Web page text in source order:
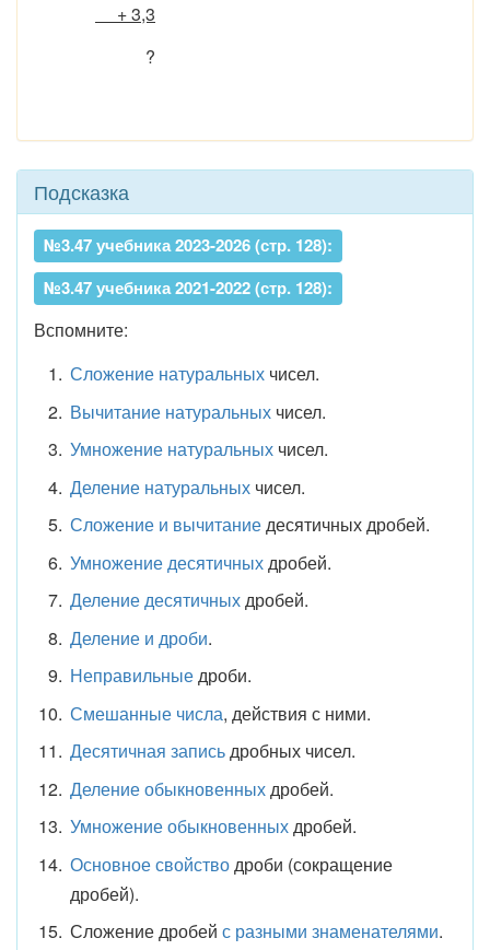
+ 3,3
?
Подсказка
№3.47 учебника 2023-2026 (стр. 128):
№3.47 учебника 2021-2022 (стр. 128):
Вспомните:
Сложение натуральныхчисел.
Вычитание натуральныхчисел.
Умножение натуральныхчисел.
Деление натуральныхчисел.
Сложение и вычитаниедесятичных дробей.
Умножение десятичныхдробей.
Деление десятичныхдробей.
Деление и дроби.
Неправильныедроби.
Смешанные числа, действия с ними.
Десятичная записьдробных чисел.
Деление обыкновенныхдробей.
Умножение обыкновенныхдробей.
Основное свойстводроби (сокращение
дробей).
Сложение дробей с разными знаменателями.